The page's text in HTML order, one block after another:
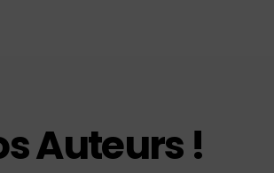
Auteurs !